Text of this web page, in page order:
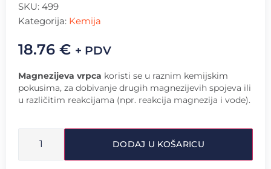
SKU: 499
Kategorija: Kemija
18.76 € + PDV
Magnezijeva vrpca koristi se u raznim kemijskim
pokusima, za dobivanje drugih magnezijevih spojeva ili
u različitim reakcijama (npr. reakcija magnezija i vode).
DODAJ U KOŠARICU